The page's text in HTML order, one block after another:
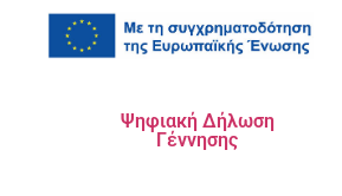
Ψηφιακή Δήλωση
Γέννησης